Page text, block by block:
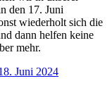
den 17. Juni
wiederholt sich die
dann helfen keine
mehr.
Juni 2024